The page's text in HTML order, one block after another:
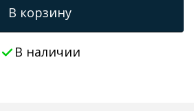
В корзину
В наличии